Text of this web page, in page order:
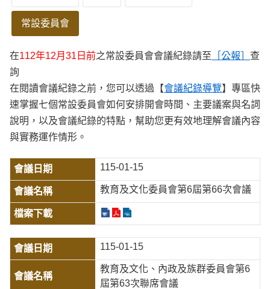
常設委員會
在112年12月31日前之常設委員會會議紀錄請至 ［公報］ 查
詢
在閱讀會議紀錄之前，您可以透過【會議紀錄導覽】專區快
速掌握七個常設委員會如何安排開會時間、主要議案與名詞
說明，以及會議紀錄的特點，幫助您更有效地理解會議內容
與實務運作情形。
115-01-15
教育及文化委員會第6屆第66次會議
115-01-15
教育及文化、內政及族群委員會第6
屆第63次聯席會議